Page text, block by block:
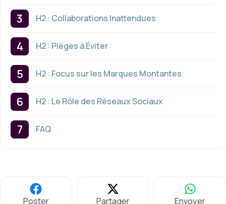
H2 : Collaborations Inattendues
H2 : Pièges à Éviter
H2 : Focus sur les Marques Montantes
H2 : Le Rôle des Réseaux Sociaux
FAQ
Poster Partager Envoyer